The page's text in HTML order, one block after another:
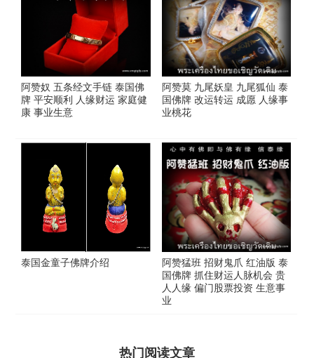
阿赞奴 五条经文手链 泰国佛
牌 平安顺利 人缘财运 家庭健
康 事业生意
阿赞莫 九尾妖皇 九尾狐仙 泰
国佛牌 改运转运 成愿 人缘事
业桃花
泰国金童子佛牌介绍
阿赞猛班 招财鬼爪 红油版 泰
国佛牌 抓住财运人脉机会 贵
人人缘 偏门股票投资 生意事
业
热门阅读文章